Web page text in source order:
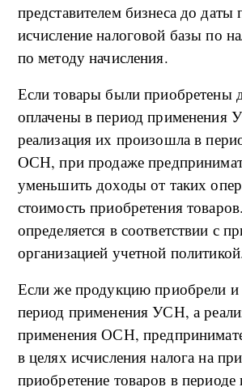
представителем бизнеса до даты
исчисление налоговой базы по
по методу начисления.
Если товары были приобретены
оплачены в период применения
реализация их произошла в
ОСН, при продаже
уменьшить доходы от таких
стоимость приобретения
определяется в соответствии с
организацией учетной
Если же продукцию приобрели и
период применения УСН, а
применения ОСН,
в целях исчисления налога на
приобретение товаров в периоде